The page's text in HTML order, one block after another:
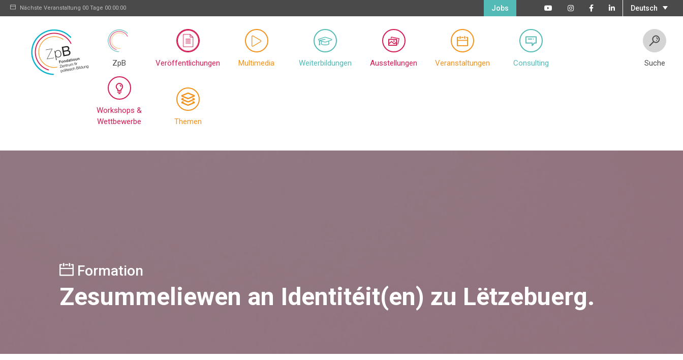
Nächste Veranstaltung 00 Tage 00:00:00 Deutsch
Jobs
ZpB Veröffentlichungen Multimedia Weiterbildungen Ausstellungen Veranstaltungen Consulting
Workshops &
Wettbewerbe
Themen
Suche
Formation
Zesummeliewen an Identitéit(en) zu Lëtzebuerg.